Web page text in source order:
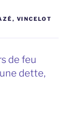
, VINCELOT
de feu
dette,